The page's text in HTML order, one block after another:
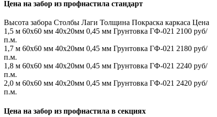
Цена на забор из профнастила стандарт
Высота забора Столбы Лаги Толщина Покраска каркаса Цена
1,5 м 60х60 мм 40х20мм 0,45 мм Грунтовка ГФ-021 2100 руб/
п.м.
1,7 м 60х60 мм 40х20мм 0,45 мм Грунтовка ГФ-021 2180 руб/
п.м.
1,8 м 60х60 мм 40х20мм 0,45 мм Грунтовка ГФ-021 2240 руб/
п.м.
2,0 м 60х60 мм 40х20мм 0,45 мм Грунтовка ГФ-021 2420 руб/
п.м.
Цена на забор из профнастила в секциях